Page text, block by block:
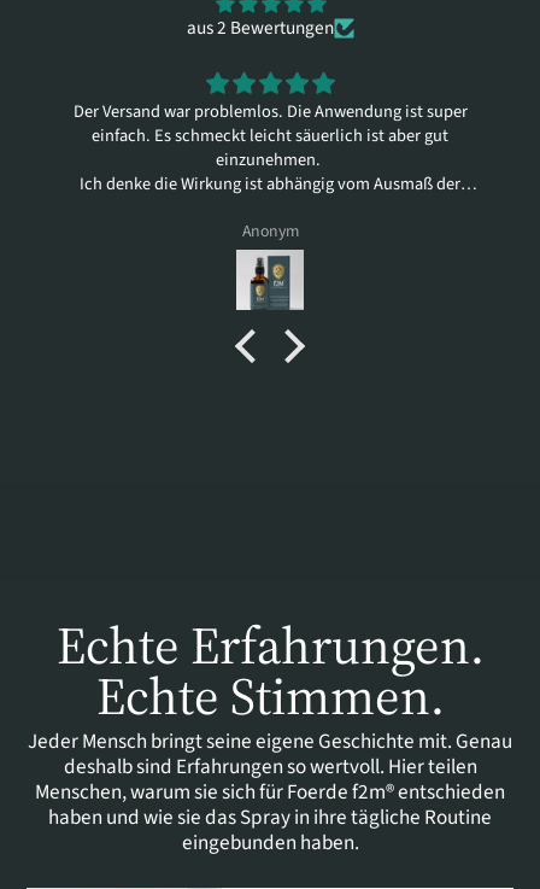
aus 2 Bewertungen
Der Versand war problemlos. Die Anwendung ist super
einfach. Es schmeckt leicht säuerlich ist aber gut
einzunehmen.
Ich denke die Wirkung ist abhängig vom Ausmaß der
aber fühle mich trotzdem vitaler mit dem Spray.
Mein Mann hat ein nachgewiesenes Leaky gut Syndrom
und seine Beschwerden haben sich deutlich verbessert.
Ausprobieren schadet auf keinen Fall.
Es muss einem aber klar sein, dass es je nach Schaden
dauern kann bis sich etwas tut.
Anonym
Echte Erfahrungen.
Echte Stimmen.
Jeder Mensch bringt seine eigene Geschichte mit. Genau
deshalb sind Erfahrungen so wertvoll. Hier teilen
Menschen, warum sie sich für Foerde f2m® entschieden
haben und wie sie das Spray in ihre tägliche Routine
eingebunden haben.